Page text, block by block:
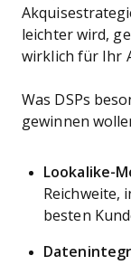
leichter wird,
wirklich für Ihr
Was DSPs
gewinnen
Lookalike-
Reichweite,
besten